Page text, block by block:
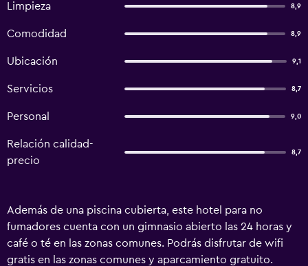
Limpieza 8,9
Comodidad 8,9
Ubicación 9,1
Servicios 8,7
Personal 9,0
Relación calidad-
precio
8,7
Además de una piscina cubierta, este hotel para no
fumadores cuenta con un gimnasio abierto las 24 horas y
café o té en las zonas comunes. Podrás disfrutar de wifi
gratis en las zonas comunes y aparcamiento gratuito.